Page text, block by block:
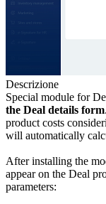
Descrizione
Special module for
the Deal details form
product costs
will automatically
After installing the
appear on the Deal
parameters: